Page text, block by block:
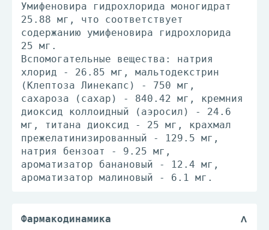
Умифеновира ­гидрохлорида ­моногидрат
25.88 мг, что соответствует
содержанию умифеновира ­гидрохлорида
25 мг.
Вспомогательные вещества: натрия
хлорид - 26.85 мг, мальтодекстрин
(Клептоза Линекапс) - 750 мг,
сахароза (сахар) - 840.42 мг, кремния
диоксид коллоидный (аэросил) - 24.6
мг, титана диоксид - 25 мг, крахмал
прежелатинизированный - 129.5 мг,
натрия бензоат - 9.25 мг,
ароматизатор банановый - 12.4 мг,
ароматизатор малиновый - 6.1 мг.
Фармакодинамика